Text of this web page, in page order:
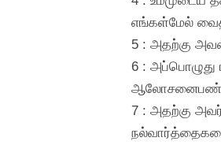
எங்கள்மேல்
5 : அதற்கு
6 :
7 : அதற்கு